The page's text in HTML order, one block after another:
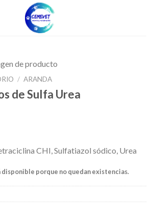
/ ARANDA
de Sulfa Urea
CHI, Sulfatiazol sódico, Urea
porque no quedan existencias.